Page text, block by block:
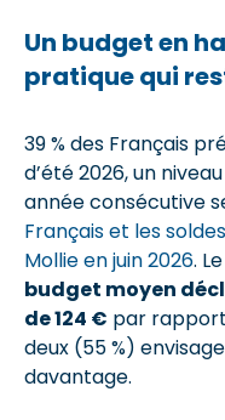
Un budget en
pratique qui
39 % des Français
d’été 2026, un
année consécutive
Français et les
Mollie en juin 2026.
budget moyen
de 124 € par rapport
deux (55 %)
davantage.